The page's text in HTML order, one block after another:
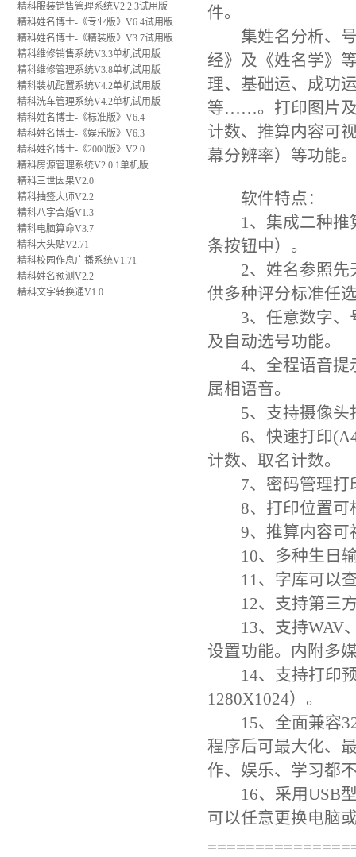
精科服装销售管理系统V2.2.3试用版
精科姓名博士-《专业版》V6.4试用版
精科姓名博士-《精装版》V3.7试用版
精科维修销售系统V3.3单机试用版
精科维修管理系统V3.8单机试用版
精科装机配置系统V4.2单机试用版
精科洗车管理系统V4.2单机试用版
精科姓名博士-《标准版》V6.4
精科姓名博士-《娱乐版》V6.3
精科姓名博士-《2000版》V2.0
精科房源管理系统V2.0.1单机版
精科三世因果V2.0
精科抽签大师V2.2
精科八字合婚V1.3
精科电脑算命V3.7
精科大头贴V2.71
精科校园作息广播系统V1.71
精科姓名预测V2.2
精科文字转换通V1.0
件。
集姓名分析、号
经》及《姓名学》
理、基础运、成功
等……。打印图片及
计数、推算内容可
幕分辨率）等功能
软件特点：
1、集成二种推算
条按钮中）。
2、姓名参照先天
供多种评分标准任
3、任意数字、号
及自动选号功能。
4、全程语音提示
属相语音。
5、支持摄像头
6、快速打印(A4
计数、取名计数。
7、密码管理打印
8、打印位置可
9、推算内容可
10、多种生日输
11、字库可以查
12、支持第三
13、支持WAV、
设置功能。内附多
14、支持打印预
1280X1024）。
15、全面兼容32
程序后可最大化、
作、娱乐、学习都
16、采用USB型
可以任意更换电脑